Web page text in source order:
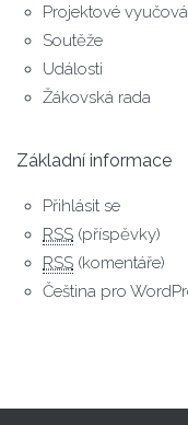
Projektové
Soutěže
Události
Žákovská rada
Základní informace
Přihlásit se
RSS (příspěvky)
RSS (komentáře)
Čeština pro